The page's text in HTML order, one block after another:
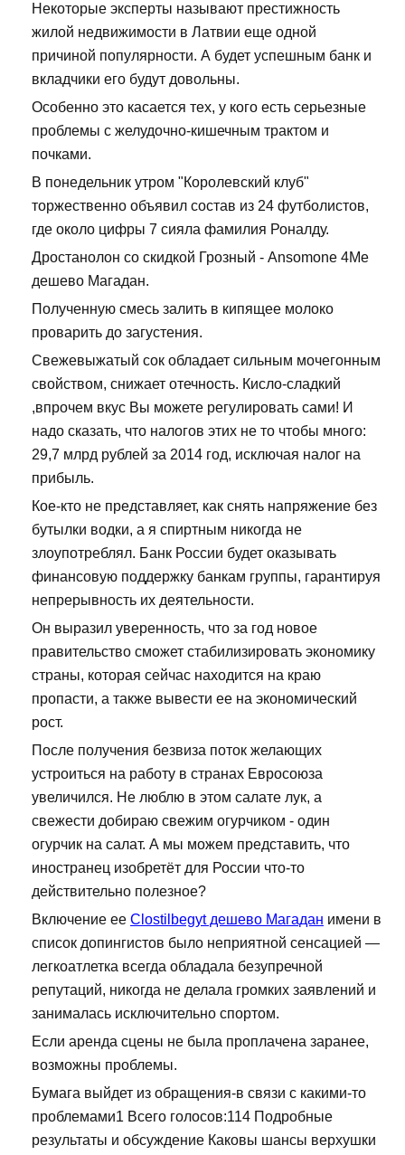
Некоторые эксперты называют престижность
жилой недвижимости в Латвии еще одной
причиной популярности. А будет успешным банк и
вкладчики его будут довольны.
Особенно это касается тех, у кого есть серьезные
проблемы с желудочно-кишечным трактом и
почками.
В понедельник утром "Королевский клуб"
торжественно объявил состав из 24 футболистов,
где около цифры 7 сияла фамилия Роналду.
Дростанолон со скидкой Грозный - Ansomone 4Me
дешево Магадан.
Полученную смесь залить в кипящее молоко
проварить до загустения.
Свежевыжатый сок обладает сильным мочегонным
свойством, снижает отечность. Кисло-сладкий
,впрочем вкус Вы можете регулировать сами! И
надо сказать, что налогов этих не то чтобы много:
29,7 млрд рублей за 2014 год, исключая налог на
прибыль.
Кое-кто не представляет, как снять напряжение без
бутылки водки, а я спиртным никогда не
злоупотреблял. Банк России будет оказывать
финансовую поддержку банкам группы, гарантируя
непрерывность их деятельности.
Он выразил уверенность, что за год новое
правительство сможет стабилизировать экономику
страны, которая сейчас находится на краю
пропасти, а также вывести ее на экономический
рост.
После получения безвиза поток желающих
устроиться на работу в странах Евросоюза
увеличился. Не люблю в этом салате лук, а
свежести добираю свежим огурчиком - один
огурчик на салат. А мы можем представить, что
иностранец изобретёт для России что-то
действительно полезное?
Включение ее Clostilbegyt дешево Магадан имени в
список допингистов было неприятной сенсацией —
легкоатлетка всегда обладала безупречной
репутаций, никогда не делала громких заявлений и
занималась исключительно спортом.
Если аренда сцены не была проплачена заранее,
возможны проблемы.
Бумага выйдет из обращения-в связи с какими-то
проблемами1 Всего голосов:114 Подробные
результаты и обсуждение Каковы шансы верхушки